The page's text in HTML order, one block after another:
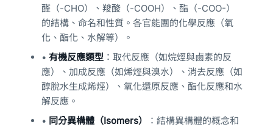
醛（-CHO）、羧酸（-COOH）、酯（-COO-）
的結構、命名和性質。各官能團的化學反應（氧
化、酯化、水解等）。
• 有機反應類型 ：取代反應（如烷烴與鹵素的反
應）、加成反應（如烯烴與溴水）、消去反應（如
醇脫水生成烯烴）、氧化還原反應、酯化反應和水
解反應。
• 同分異構體（Isomers）
：結構異構體的概念和